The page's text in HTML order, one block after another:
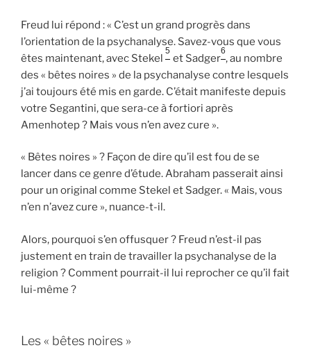
Freud lui répond : « C’est un grand progrès dans
l’orientation de la psychanalyse. Savez-vous que vous
êtes maintenant, avec Stekel
5
et Sadger
6
, au nombre
des « bêtes noires » de la psychanalyse contre lesquels
j’ai toujours été mis en garde. C’était manifeste depuis
votre Segantini, que sera-ce à fortiori après
Amenhotep ? Mais vous n’en avez cure ».
« Bêtes noires » ? Façon de dire qu’il est fou de se
lancer dans ce genre d’étude. Abraham passerait ainsi
pour un original comme Stekel et Sadger. « Mais, vous
n’en n’avez cure », nuance-t-il.
Alors, pourquoi s’en offusquer ? Freud n’est-il pas
justement en train de travailler la psychanalyse de la
religion ? Comment pourrait-il lui reprocher ce qu’il fait
lui-même ?
Les « bêtes noires »